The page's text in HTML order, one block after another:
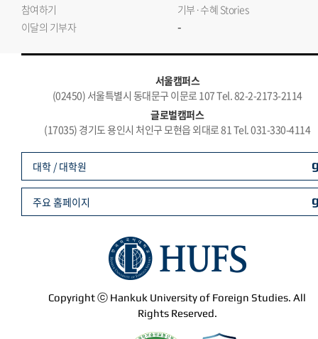
참여하기
기부·수혜 Stories
이달의 기부자
-
서울캠퍼스
(02450) 서울특별시 동대문구 이문로 107 Tel. 82-2-2173-2114
글로벌캠퍼스
(17035) 경기도 용인시 처인구 모현읍 외대로 81 Tel. 031-330-4114
Copyright ⓒ Hankuk University of Foreign Studies. All
Rights Reserved.
대학 / 대학원
주요 홈페이지